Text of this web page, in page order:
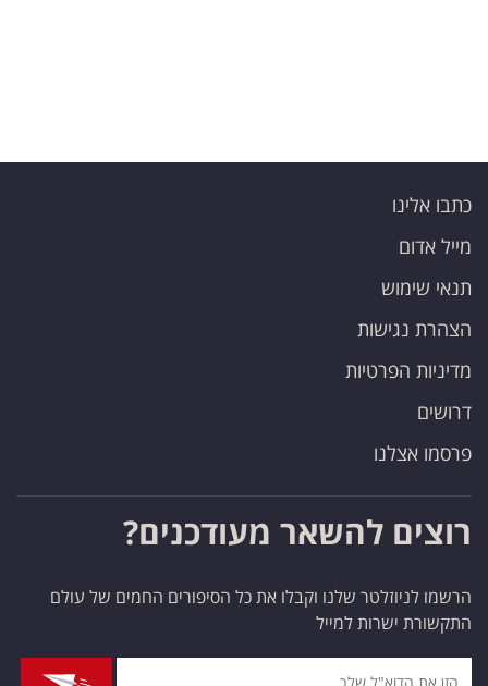
פרסמו
באייס
עקבו
אחרינו:
כתבו אלינו
מייל אדום
תנאי שימוש
הצהרת נגישות
מדיניות הפרטיות
דרושים
פרסמו אצלנו
רוצים להשאר מעודכנים?
הרשמו לניוזלטר שלנו וקבלו את כל הסיפורים החמים של עולם
התקשורת ישרות למייל